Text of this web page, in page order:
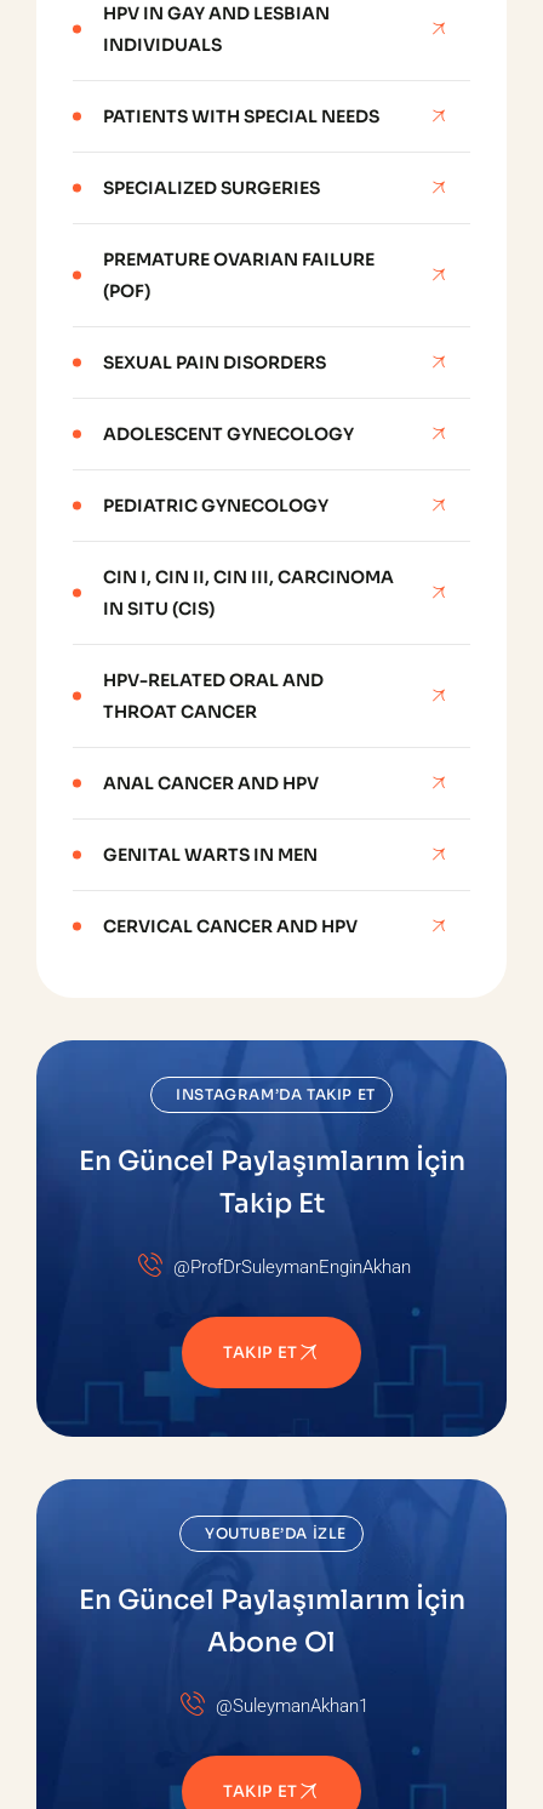
HPV IN GAY AND LESBIAN
INDIVIDUALS
PATIENTS WITH SPECIAL NEEDS
SPECIALIZED SURGERIES
PREMATURE OVARIAN FAILURE
(POF)
SEXUAL PAIN DISORDERS
ADOLESCENT GYNECOLOGY
PEDIATRIC GYNECOLOGY
CIN I, CIN II, CIN III, CARCINOMA
IN SITU (CIS)
HPV-RELATED ORAL AND
THROAT CANCER
ANAL CANCER AND HPV
GENITAL WARTS IN MEN
CERVICAL CANCER AND HPV
INSTAGRAM’DA TAKIP ET
En Güncel Paylaşımlarım İçin
Takip Et
@ProfDrSuleymanEnginAkhan
TAKIP ET
YOUTUBE’DA İZLE
En Güncel Paylaşımlarım İçin
Abone Ol
@SuleymanAkhan1
TAKIP ET